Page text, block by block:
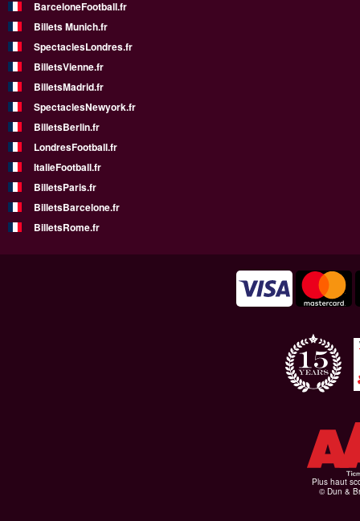
BarceloneFootball.fr
Billets Munich.fr
SpectaclesLondres.fr
BilletsVienne.fr
BilletsMadrid.fr
SpectaclesNewyork.fr
BilletsBerlin.fr
LondresFootball.fr
ItalieFootball.fr
BilletsParis.fr
BilletsBarcelone.fr
BilletsRome.fr
Plus haut
© Dun &